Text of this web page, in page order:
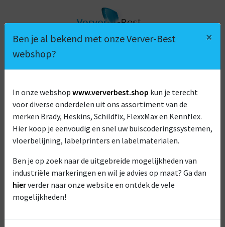
Ben je al bekend met onze Verver-Best
webshop?
×
In onze webshop www.ververbest.shop kun je terecht
voor diverse onderdelen uit ons assortiment van de
merken Brady, Heskins, Schildfix, FlexxMax en Kennflex.
Hier koop je eenvoudig en snel uw buiscoderingssystemen,
vloerbelijning, labelprinters en labelmaterialen.
Ben je op zoek naar de uitgebreide mogelijkheden van
industriële markeringen en wil je advies op maat? Ga dan
hierverder naar onze website en ontdek de vele
mogelijkheden!
BKRS CRANE SYSTEMS